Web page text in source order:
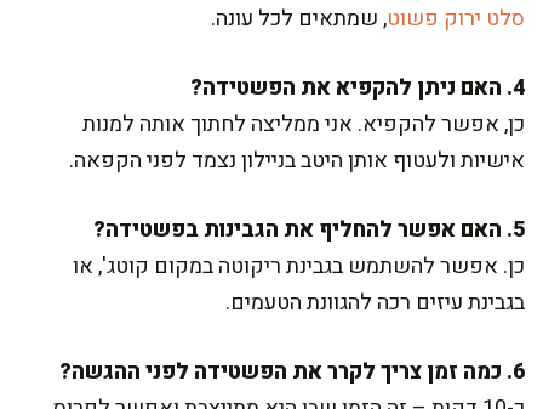
סלט ירוק פשוט, שמתאים לכל עונה.
4. האם ניתן להקפיא את הפשטידה?
כן, אפשר להקפיא. אני ממליצה לחתוך אותה למנות
אישיות ולעטוף אותן היטב בניילון נצמד לפני הקפאה.
5. האם אפשר להחליף את הגבינות בפשטידה?
כן. אפשר להשתמש בגבינת ריקוטה במקום קוטג', או
בגבינת עיזים רכה להגוונת הטעמים.
6. כמה זמן צריך לקרר את הפשטידה לפני ההגשה?